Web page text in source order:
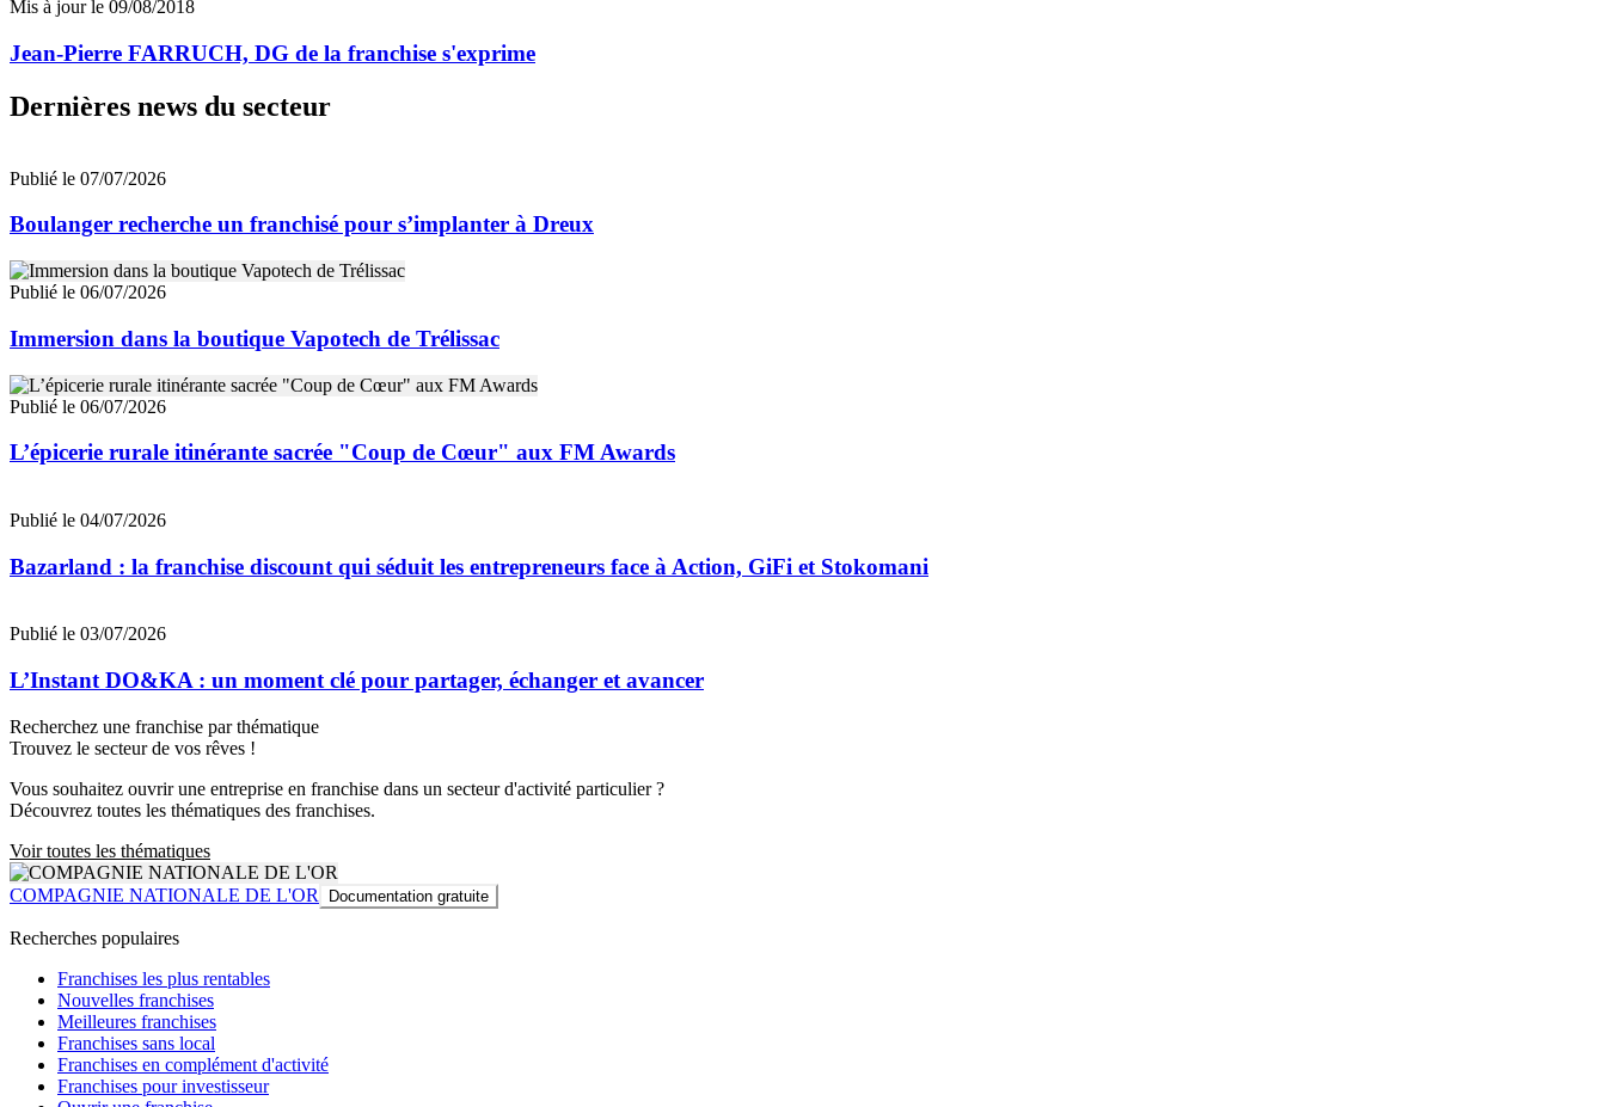
Mis à jour le 09/08/2018
Jean-Pierre FARRUCH, DG de la franchise s'exprime
Dernières news du secteur
Publié le 07/07/2026
Boulanger recherche un franchisé pour s’implanter à Dreux
Publié le 06/07/2026
Immersion dans la boutique Vapotech de Trélissac
Publié le 06/07/2026
L’épicerie rurale itinérante sacrée "Coup de Cœur" aux FM Awards
Publié le 04/07/2026
Bazarland : la franchise discount qui séduit les entrepreneurs face à Action, GiFi et Stokomani
Publié le 03/07/2026
L’Instant DO&KA : un moment clé pour partager, échanger et avancer
Recherchez une franchise par thématique
Trouvez le secteur de vos rêves !
Vous souhaitez ouvrir une entreprise en franchise dans un secteur d'activité particulier ?
Découvrez toutes les thématiques des franchises.
Voir toutes les thématiques
COMPAGNIE NATIONALE DE L'OR Documentation gratuite
Recherches populaires
Franchises les plus rentables
Nouvelles franchises
Meilleures franchises
Franchises sans local
Franchises en complément d'activité
Franchises pour investisseur